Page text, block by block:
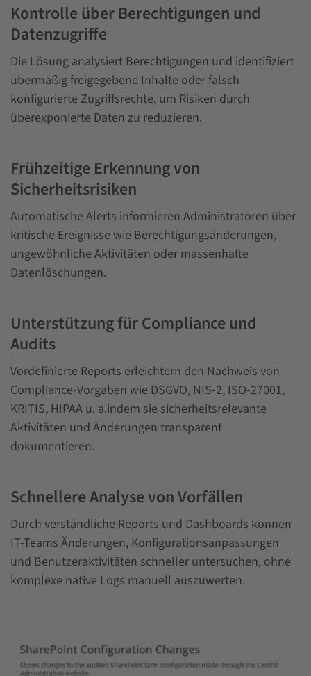
Kontrolle über Berechtigungen und
Datenzugriffe
Die Lösung analysiert Berechtigungen und identifiziert
übermäßig freigegebene Inhalte oder falsch
konfigurierte Zugriffsrechte, um Risiken durch
überexponierte Daten zu reduzieren.
Frühzeitige Erkennung von
Sicherheitsrisiken
Automatische Alerts informieren Administratoren über
kritische Ereignisse wie Berechtigungsänderungen,
ungewöhnliche Aktivitäten oder massenhafte
Datenlöschungen.
Unterstützung für Compliance und
Audits
Vordefinierte Reports erleichtern den Nachweis von
Compliance-Vorgaben wie DSGVO, NIS-2, ISO-27001,
KRITIS, HIPAA u. a.indem sie sicherheitsrelevante
Aktivitäten und Änderungen transparent
dokumentieren.
Schnellere Analyse von Vorfällen
Durch verständliche Reports und Dashboards können
IT-Teams Änderungen, Konfigurationsanpassungen
und Benutzeraktivitäten schneller untersuchen, ohne
komplexe native Logs manuell auszuwerten.